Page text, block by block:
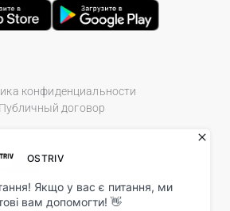
конфиденциальности
Публичный договор
Store. All Rights Reserved.